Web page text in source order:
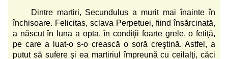
Dintre martiri, Secundulus a murit mai înainte în
închisoare. Felicitas, sclava Perpetuei, fiind însărcinată,
a născut în luna a opta, în condiţii foarte grele, o fetiţă,
pe care a luat-o s-o crească o soră creştină. Astfel, a
putut să sufere şi ea martiriul împreună cu ceilalţi, căci